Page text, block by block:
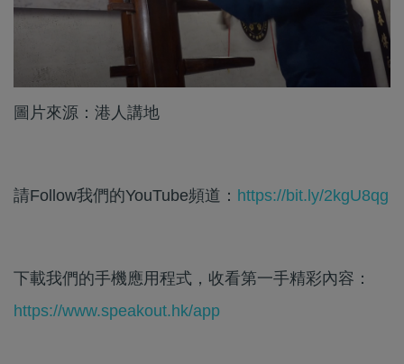
圖片來源：港人講地
請Follow我們的YouTube頻道： https://bit.ly/2kgU8qg
下載我們的手機應用程式，收看第一手精彩內容：
https://www.speakout.hk/app